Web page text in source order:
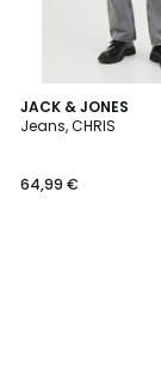
JACK & JONES
Jeans, CHRIS
64,99 €